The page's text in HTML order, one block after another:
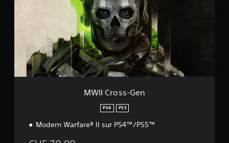
C
n
MWII Cross-Gen
PS4 PS5
Modern Warfare® II sur PS4™/PS5™